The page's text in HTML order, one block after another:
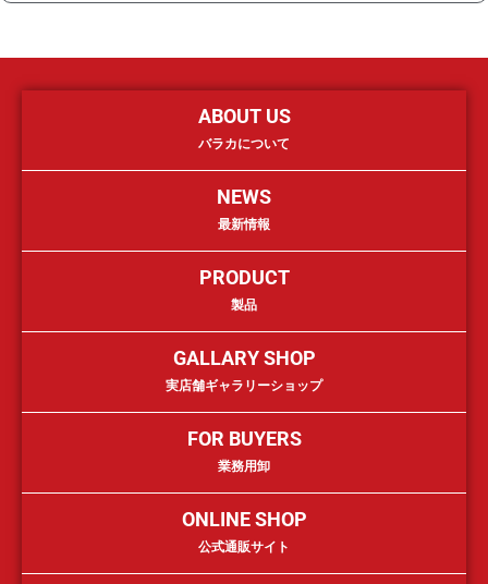
ABOUT US
バラカについて
NEWS
最新情報
PRODUCT
製品
GALLARY SHOP
実店舗ギャラリーショップ
FOR BUYERS
業務用卸
ONLINE SHOP
公式通販サイト